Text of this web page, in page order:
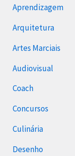
Aprendizagem
Arquitetura
Artes Marciais
Audiovisual
Coach
Concursos
Culinária
Desenho